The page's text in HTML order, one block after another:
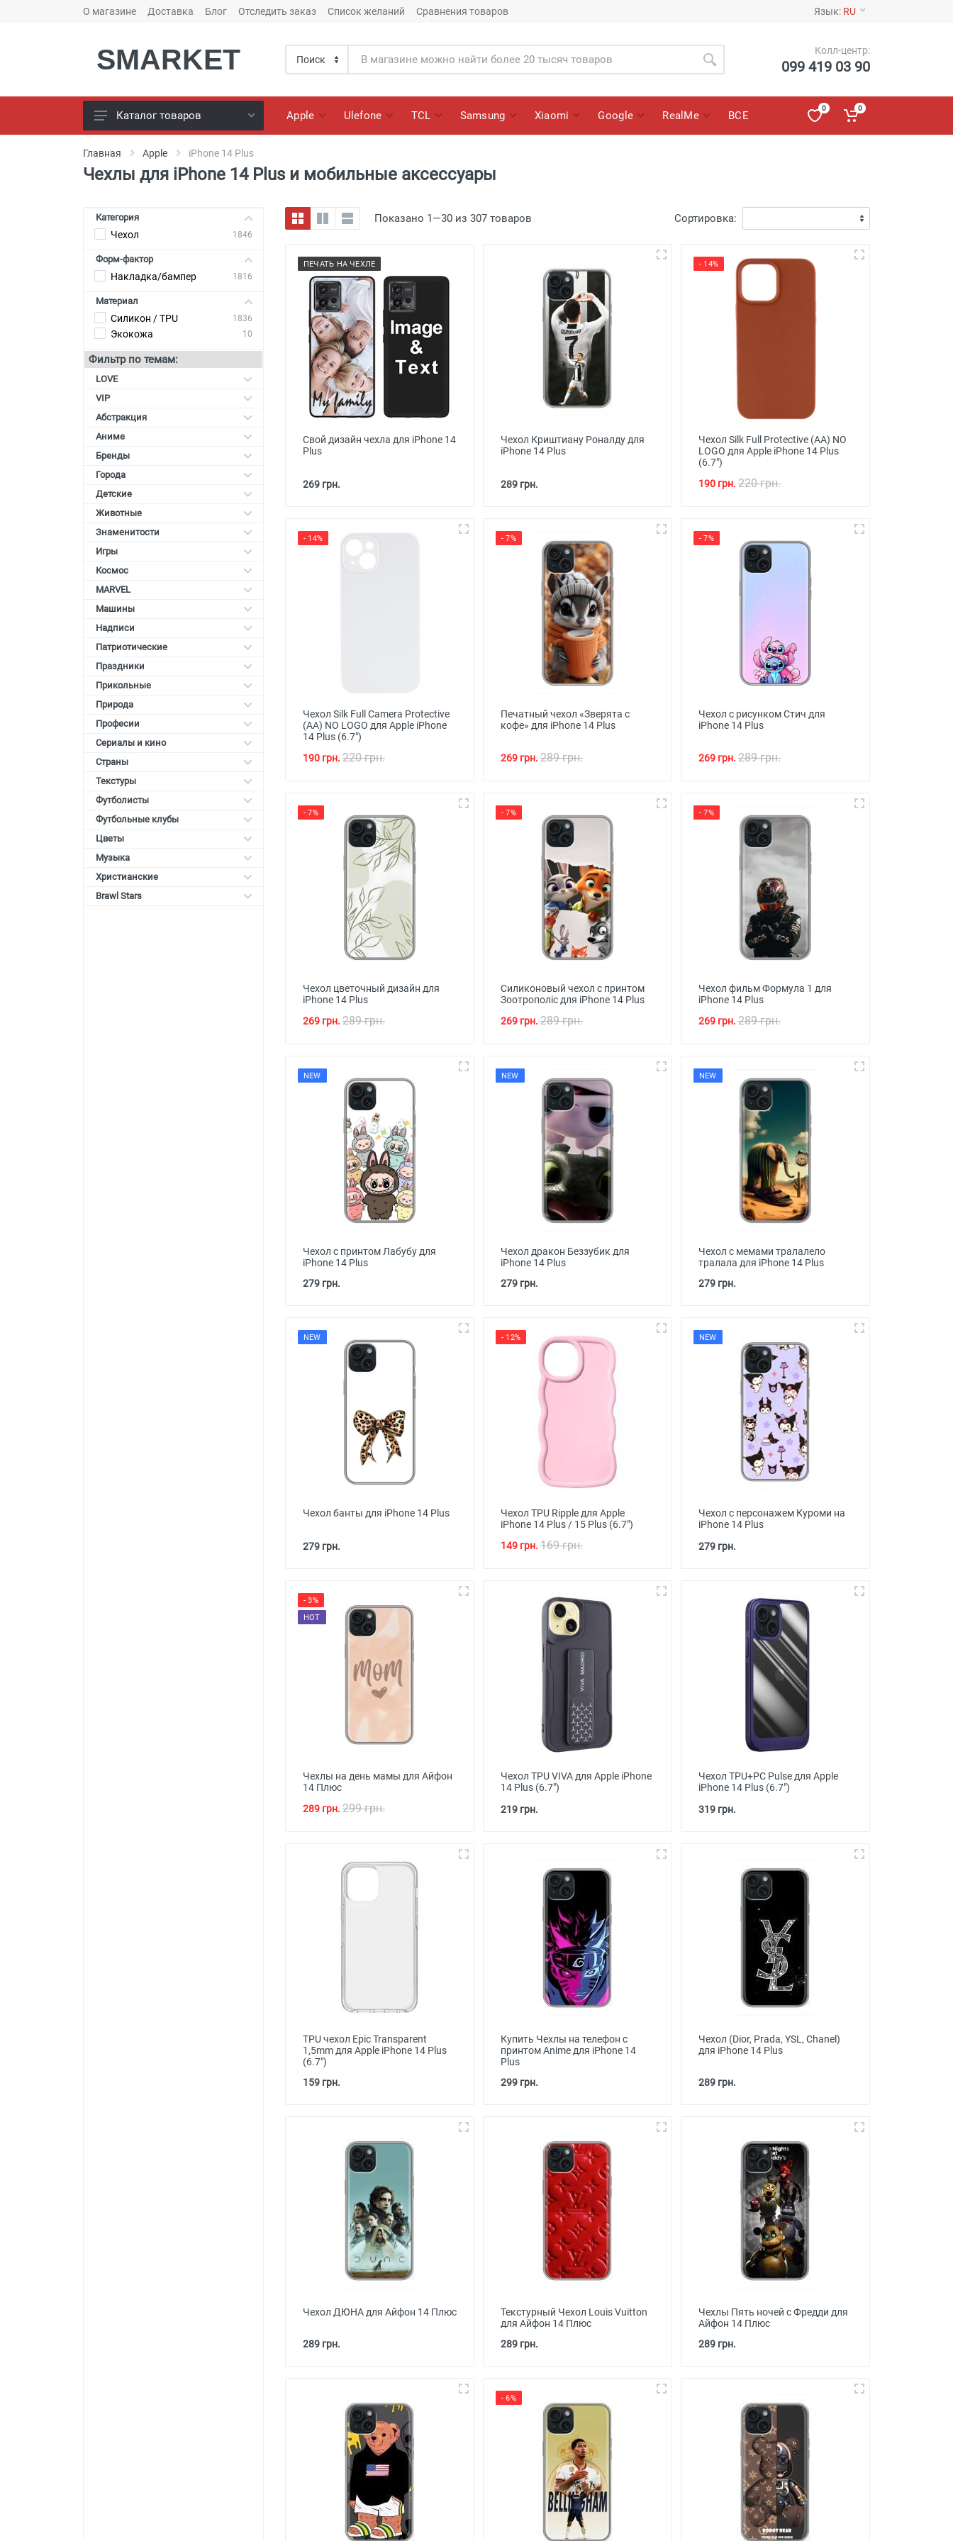
О магазине Доставка Блог Отследить заказ Список желаний Сравнения товаров Язык: RU
SMARKET Колл-центр:
099 419 03 90
Чехлы для телефонов
Конструктор чехлов
Bluetooth колоноки
Универсальные наушники
Кабели для смартфонов
Карты памяти
Автоаксессуары для
смартфонов
Смарт гаджеты и аксессуары
Другие аксессуары
Каталог товаров Apple Ulefone TCL Samsung Xiaomi Google RealMe ВСЕ
0 0
Главная Apple iPhone 14 Plus
Чехлы для iPhone 14 Plus и мобильные аксессуары
Категория
Чехол 1846
Форм-фактор
Накладка/бампер 1816
Материал
Силикон / TPU 1836
Экокожа 10
Фильтр по темам:
LOVE
VIP
Абстракция
Аниме
Бренды
Города
Детские
Животные
Знаменитости
Игры
Космос
MARVEL
Машины
Надписи
Патриотические
Праздники
Прикольные
Природа
Професии
Сериалы и кино
Страны
Текстуры
Футболисты
Футбольные клубы
Цветы
Музыка
Христианские
Brawl Stars
Показано 1—30 из 307 товаров Сортировка:
ПЕЧАТЬ НА ЧЕХЛЕ
Свой дизайн чехла для iPhone 14
Plus
269 грн.
Чехол Криштиану Роналду для
iPhone 14 Plus
289 грн.
- 14%
Чехол Silk Full Protective (AA) NO
LOGO для Apple iPhone 14 Plus
(6.7")
190 грн. 220 грн.
- 14%
Чехол Silk Full Camera Protective
(AA) NO LOGO для Apple iPhone
14 Plus (6.7")
190 грн. 220 грн.
- 7%
Печатный чехол «Зверята с
кофе» для iPhone 14 Plus
269 грн. 289 грн.
- 7%
Чехол с рисунком Стич для
iPhone 14 Plus
269 грн. 289 грн.
- 7%
Чехол цветочный дизайн для
iPhone 14 Plus
269 грн. 289 грн.
- 7%
Силиконовый чехол с принтом
Зоотрополіс для iPhone 14 Plus
269 грн. 289 грн.
- 7%
Чехол фильм Формула 1 для
iPhone 14 Plus
269 грн. 289 грн.
NEW
Чехол с принтом Лабубу для
iPhone 14 Plus
279 грн.
NEW
Чехол дракон Беззубик для
iPhone 14 Plus
279 грн.
NEW
Чехол с мемами тралалело
тралала для iPhone 14 Plus
279 грн.
NEW
Чехол банты для iPhone 14 Plus
279 грн.
- 12%
Чехол TPU Ripple для Apple
iPhone 14 Plus / 15 Plus (6.7")
149 грн. 169 грн.
NEW
Чехол с персонажем Куроми на
iPhone 14 Plus
279 грн.
- 3%
HOT
Чехлы на день мамы для Айфон
14 Плюс
289 грн. 299 грн.
Чехол TPU VIVA для Apple iPhone
14 Plus (6.7")
219 грн.
Чехол TPU+PC Pulse для Apple
iPhone 14 Plus (6.7")
319 грн.
TPU чехол Epic Transparent
1,5mm для Apple iPhone 14 Plus
(6.7")
159 грн.
Купить Чехлы на телефон с
принтом Anime для iPhone 14
Plus
299 грн.
Чехол (Dior, Prada, YSL, Chanel)
для iPhone 14 Plus
289 грн.
Чехол ДЮНА для Айфон 14 Плюс
289 грн.
Текстурный Чехол Louis Vuitton
для Айфон 14 Плюс
289 грн.
Чехлы Пять ночей с Фредди для
Айфон 14 Плюс
289 грн.
- 6%